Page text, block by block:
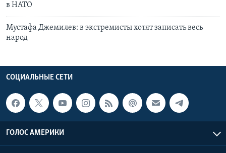
в НАТО
Мустафа Джемилев: в экстремисты хотят записать весь
народ
СОЦИАЛЬНЫЕ СЕТИ
ГОЛОС АМЕРИКИ